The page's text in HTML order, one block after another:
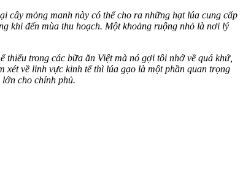
cây mỏng manh này có thể cho ra những hạt lúa cung cấp
khi đến mùa thu hoạch. Một khoảng ruộng nhỏ là nơi lý
trong các bữa ăn Việt mà nó gợi tôi nhớ về quá khứ,
về linh vực kinh tế thì lúa gạo là một phần quan trọng
cho chính phủ.